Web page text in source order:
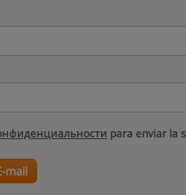
para enviar la
mail